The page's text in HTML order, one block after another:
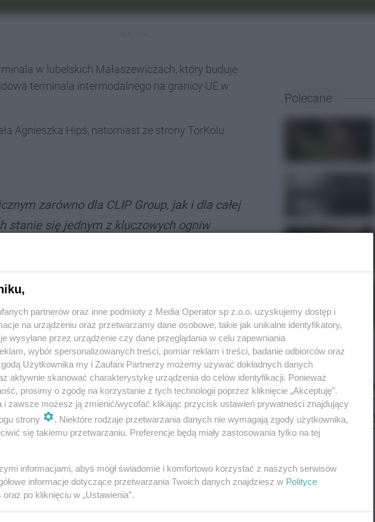
w lubelskich Małaszewiczach, który buduje
terminala intermodalnego na granicy UE w
Agnieszka Hipś, natomiast ze strony TorKolu
zarówno dla CLIP Group, jak i dla całej
stanie się jednym z kluczowych ogniw
i umocni naszą pozycję jako
który wnosi do tego projektu
realizacji skomplikowanych zadań
fundament pod przyszłość polskiej
- mówi prezeskaHipś.
zbudować nowy układ torowy, zmodernizować
techniczną), w końcu wyposażyć
informatyczne.
to niewielka wioska pod Terespolem na
Polecane
partnerów oraz inne podmioty z Media Operator sp z.o.o. uzyskujemy dostęp i
na urządzeniu oraz przetwarzamy dane osobowe, takie jak unikalne identyfikatory,
wysyłane przez urządzenie czy dane przeglądania w celu zapewniania
wybór spersonalizowanych treści, pomiar reklam i treści, badanie odbiorców oraz
Użytkownika my i Zaufani Partnerzy możemy używać dokładnych danych
aktywnie skanować charakterystykę urządzenia do celów identyfikacji. Ponieważ
prosimy o zgodę na korzystanie z tych technologii poprzez kliknięcie „Akceptuję”.
i zawsze możesz ją zmienić/wycofać klikając przycisk ustawień prywatności znajdujący
strony
. Niektóre rodzaje przetwarzania danych nie wymagają zgody użytkownika,
się takiemu przetwarzaniu. Preferencje będą miały zastosowania tylko na tej
informacjami, abyś mógł świadomie i komfortowo korzystać z naszych serwisów
informacje dotyczące przetwarzania Twoich danych znajdziesz w Polityce
oraz po kliknięciu w „Ustawienia”.